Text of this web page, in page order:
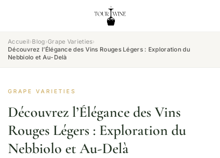
Accueil›Blog›Grape Varieties›
Découvrez l’Élégance des Vins Rouges Légers : Exploration du
Nebbiolo et Au-Delà
GRAPE VARIETIES
Découvrez l’Élégance des Vins
Rouges Légers : Exploration du
Nebbiolo et Au-Delà